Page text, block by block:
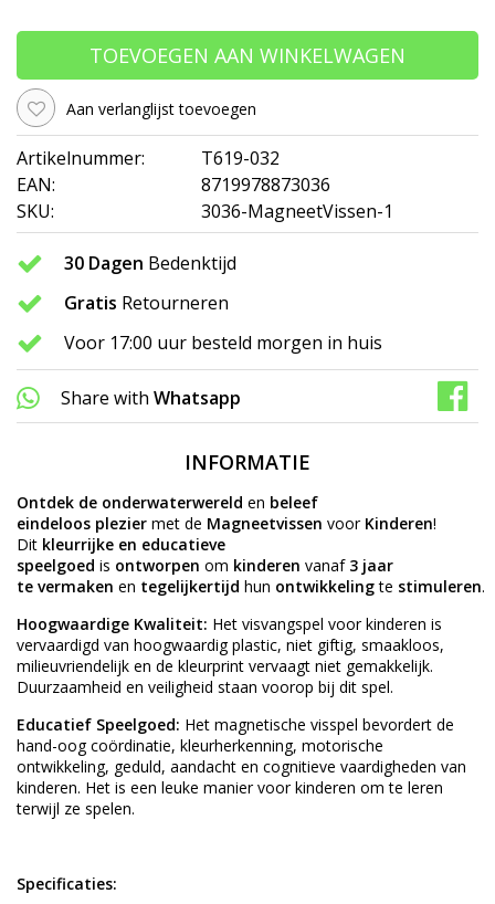
TOEVOEGEN AAN WINKELWAGEN
Aan verlanglijst toevoegen
Artikelnummer:
T619-032
EAN:
8719978873036
SKU:
3036-MagneetVissen-1
30 Dagen Bedenktijd
Gratis Retourneren
Voor 17:00 uur besteld morgen in huis
Share with Whatsapp
INFORMATIE
Ontdek de onderwaterwereld en beleef
eindeloos plezier met de Magneetvissen voor Kinderen!
Dit kleurrijke en educatieve
speelgoed is ontworpen om kinderen vanaf 3 jaar
te vermaken en tegelijkertijd hun ontwikkelingte stimuleren.
Hoogwaardige Kwaliteit: Het visvangspel voor kinderen is
vervaardigd van hoogwaardig plastic, niet giftig, smaakloos,
milieuvriendelijk en de kleurprint vervaagt niet gemakkelijk.
Duurzaamheid en veiligheid staan voorop bij dit spel.
Educatief Speelgoed: Het magnetische visspel bevordert de
hand-oog coördinatie, kleurherkenning, motorische
ontwikkeling, geduld, aandacht en cognitieve vaardigheden van
kinderen. Het is een leuke manier voor kinderen om te leren
terwijl ze spelen.
Specificaties: